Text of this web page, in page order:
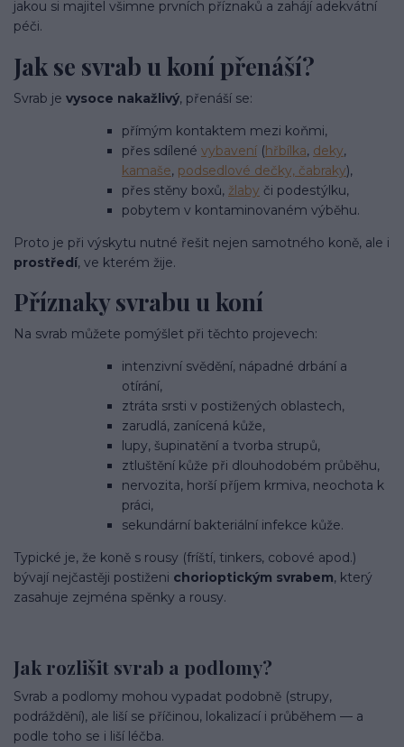
jakou si majitel všimne prvních příznaků a zahájí adekvátní
péči.
Jak se svrab u koní přenáší?
Svrab je vysoce nakažlivý, přenáší se:
přímým kontaktem mezi koňmi,
přes sdílené vybavení (hřbílka, deky,
kamaše, podsedlové dečky, čabraky),
přes stěny boxů, žlaby či podestýlku,
pobytem v kontaminovaném výběhu.
Proto je při výskytu nutné řešit nejen samotného koně, ale i
prostředí, ve kterém žije.
Příznaky svrabu u koní
Na svrab můžete pomýšlet při těchto projevech:
intenzivní svědění, nápadné drbání a
otírání,
ztráta srsti v postižených oblastech,
zarudlá, zanícená kůže,
lupy, šupinatění a tvorba strupů,
ztluštění kůže při dlouhodobém průběhu,
nervozita, horší příjem krmiva, neochota k
práci,
sekundární bakteriální infekce kůže.
Typické je, že koně s rousy (fríští, tinkers, cobové apod.)
bývají nejčastěji postiženi chorioptickým svrabem, který
zasahuje zejména spěnky a rousy.
Jak rozlišit svrab a podlomy?
Svrab a podlomy mohou vypadat podobně (strupy,
podráždění), ale liší se příčinou, lokalizací i průběhem — a
podle toho se i liší léčba.